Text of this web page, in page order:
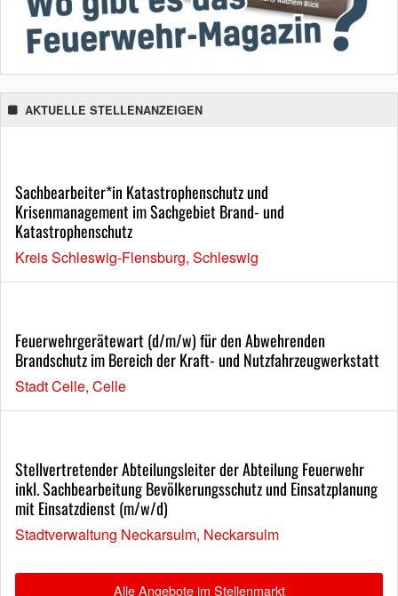
AKTUELLE STELLENANZEIGEN
Sachbearbeiter*in Katastrophenschutz und
Krisenmanagement im Sachgebiet Brand- und
Katastrophenschutz
Kreis Schleswig-Flensburg, Schleswig
Feuerwehrgerätewart (d/m/w) für den Abwehrenden
Brandschutz im Bereich der Kraft- und Nutzfahrzeugwerkstatt
Stadt Celle, Celle
Stellvertretender Abteilungsleiter der Abteilung Feuerwehr
inkl. Sachbearbeitung Bevölkerungsschutz und Einsatzplanung
mit Einsatzdienst (m/w/d)
Stadtverwaltung Neckarsulm, Neckarsulm
Alle Angebote im Stellenmarkt